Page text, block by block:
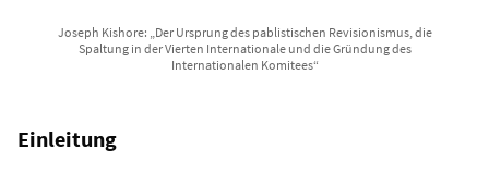
Joseph Kishore: „Der Ursprung des pablistischen Revisionismus, die
Spaltung in der Vierten Internationale und die Gründung des
Internationalen Komitees“
Einleitung